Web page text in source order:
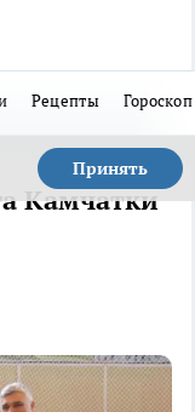
Рецепты Гороскоп
Принять
Камчатки